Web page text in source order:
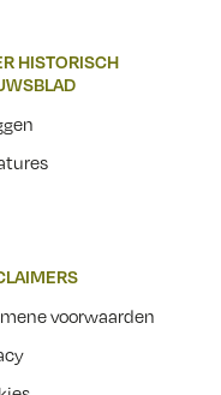
HISTORISCH
voorwaarden